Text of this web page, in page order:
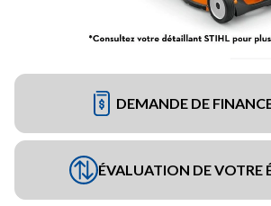
DEMANDE DE
ÉVALUATION DE VOTRE